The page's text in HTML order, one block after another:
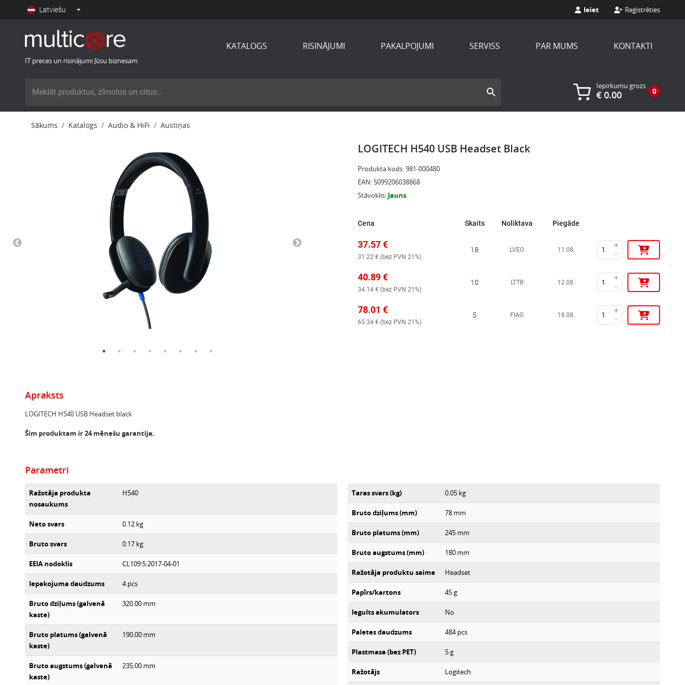
Latviešu Ieiet Reģistrēties
IT preces un risinājumi Jūsu biznesam
KATALOGS RISINĀJUMI PAKALPOJUMI SERVISS PAR MUMS KONTAKTI
0
Iepirkumu grozs
€ 0.00
Sākums Katalogs Audio & HiFi Austiņas
LOGITECH H540 USB Headset Black
Produkta kods:981-000480
EAN: 5099206038868
Stāvoklis: Jauns
Cena Skaits Noliktava Piegāde
37.57€
31.22 € (bez PVN 21%)
18 LVEO 11.08.
40.89€
34.14 € (bez PVN 21%)
10 LTTB 12.08.
78.01 €
65.34 € (bez PVN 21%)
5 FIAO 18.08.
Apraksts
LOGITECH H540 USB Headset black
Šim produktam ir 24 mēnešu garantija.
Parametri
Ražotāja produkta
nosaukums
H540
Neto svars 0.12 kg
Bruto svars 0.17 kg
EEIA nodoklis CL109:5:2017-04-01
Iepakojuma daudzums 4pcs
Bruto dziļums (galvenā
kaste)
320.00 mm
Bruto platums (galvenā
kaste)
190.00 mm
Bruto augstums (galvenā
kaste)
235.00 mm
Taras svars (kg) 0.05 kg
Bruto dziļums (mm) 78 mm
Bruto platums (mm) 245 mm
Bruto augstums (mm) 180 mm
Ražotāja produktu saime Headset
Papīrs/kartons 45g
Iegults akumulators No
Paletes daudzums 484pcs
Plastmasa (bez PET) 5g
Ražotājs Logitech